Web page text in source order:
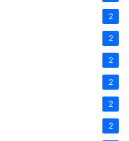
2
2
2
2
2
2